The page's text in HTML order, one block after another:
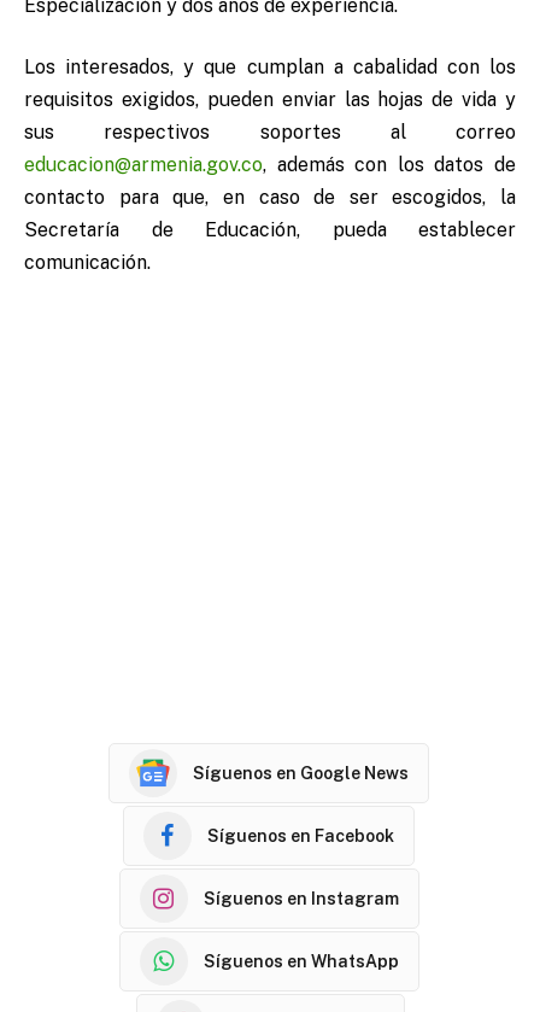
Especialización y dos años de experiencia.
Los interesados, y que cumplan a cabalidad con los
requisitos exigidos, pueden enviar las hojas de vida y
sus respectivos soportes al correo
educacion@armenia.gov.co, además con los datos de
contacto para que, en caso de ser escogidos, la
Secretaría de Educación, pueda establecer
comunicación.
Síguenos en Google News
Síguenos en Facebook
Síguenos en Instagram
Síguenos en WhatsApp